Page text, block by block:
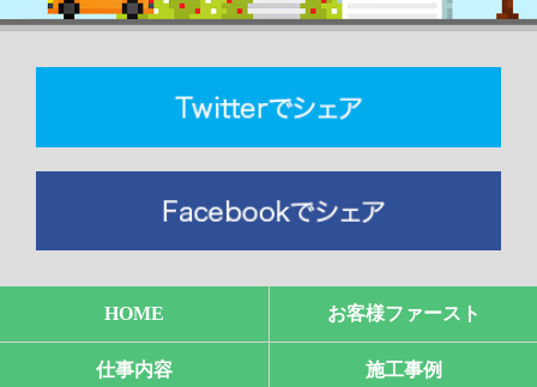
HOME お客様ファースト
仕事内容 施工事例